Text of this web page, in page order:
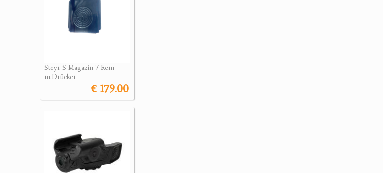
Steyr S Magazin 7 Rem
m.Drücker
€ 179.00